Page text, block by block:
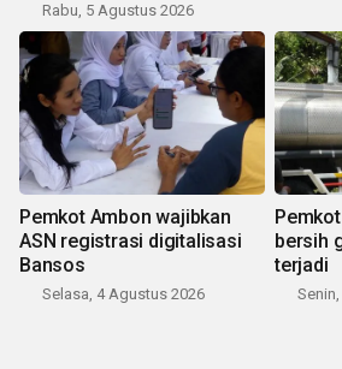
Rabu, 5 Agustus 2026
Pemkot Ambon wajibkan
ASN registrasi digitalisasi
Bansos
Selasa, 4 Agustus 2026
bersih
terjadi